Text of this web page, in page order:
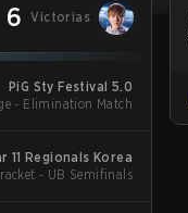
6 Victorias
PiG Sty Festival 5.0
- Elimination Match
11 Regionals Korea
- UB Semifinals